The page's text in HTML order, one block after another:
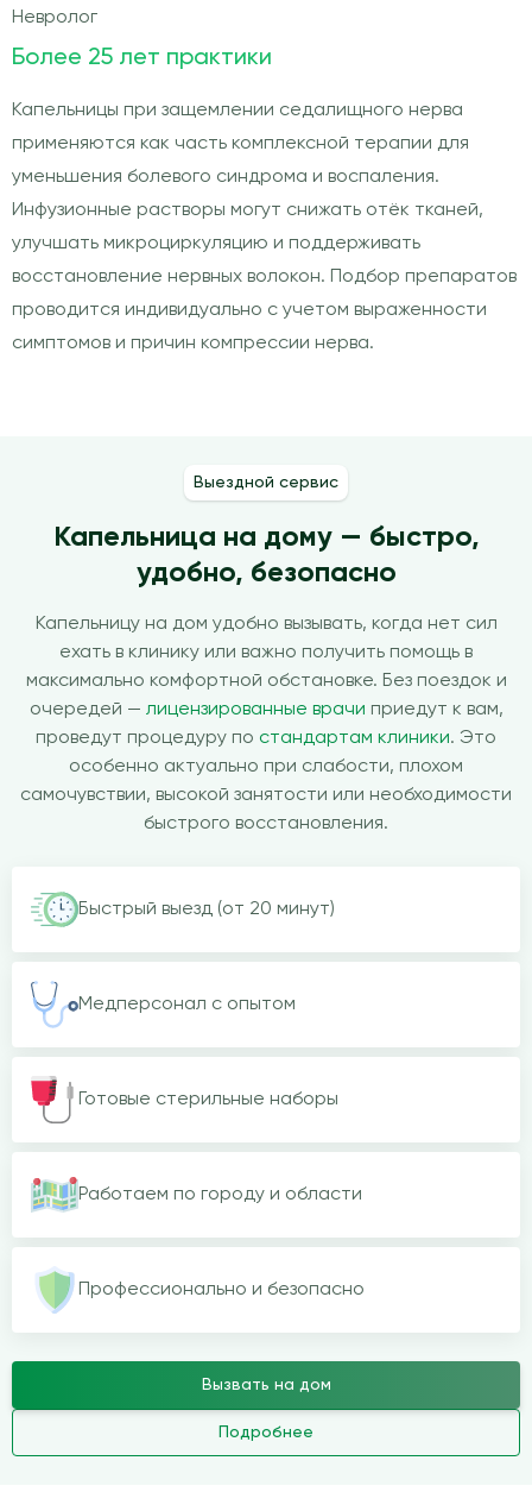
Невролог
Более 25 лет практики
Капельницы при защемлении седалищного нерва
применяются как часть комплексной терапии для
уменьшения болевого синдрома и воспаления.
Инфузионные растворы могут снижать отёк тканей,
улучшать микроциркуляцию и поддерживать
восстановление нервных волокон. Подбор препаратов
проводится индивидуально с учетом выраженности
симптомов и причин компрессии нерва.
Выездной сервис
Капельница на дому — быстро,
удобно, безопасно
Капельницу на дом удобно вызывать, когда нет сил
ехать в клинику или важно получить помощь в
максимально комфортной обстановке. Без поездок и
очередей — лицензированные врачи приедут к вам,
проведут процедуру по стандартам клиники. Это
особенно актуально при слабости, плохом
самочувствии, высокой занятости или необходимости
быстрого восстановления.
Быстрый выезд (от 20 минут)
Медперсонал с опытом
Готовые стерильные наборы
Работаем по городу и области
Профессионально и безопасно
Вызвать на дом
Подробнее